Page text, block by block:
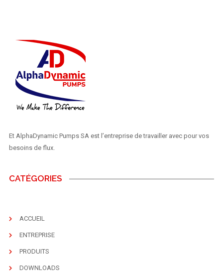
Et AlphaDynamic Pumps SA est l’entreprise de travailler avec pour vos
besoins de flux.
CATÉGORIES
ACCUEIL
ENTREPRISE
PRODUITS
DOWNLOADS